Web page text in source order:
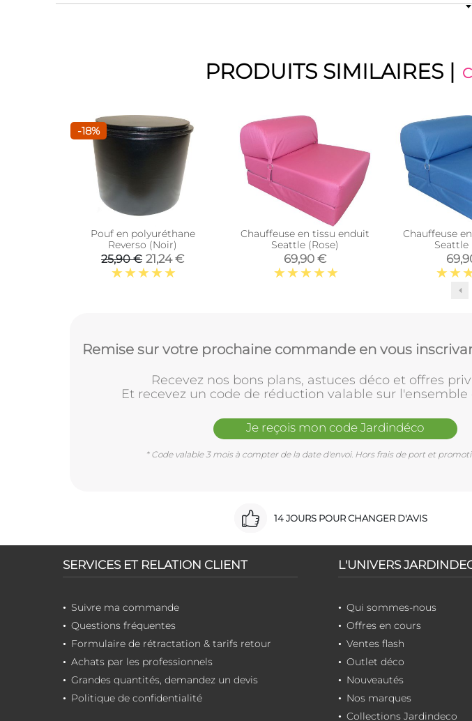
PRODUITS SIMILAIRES |
-18%
Pouf en polyuréthane
Reverso (Noir)
25,90 € 21,24 €
Chauffeuse en tissu enduit
Seattle (Rose)
69,90 €
Chauffeuse
Seattle
Remise sur votre prochaine commande en vous
Recevez nos bons plans, astuces déco et offres
Et recevez un code de réduction valable sur
Je reçois mon code Jardindéco
* Code valable 3 mois à compter de la date d'envoi. Hors frais de port et
14 JOURS POUR CHANGER D'AVIS
SERVICES ET RELATION CLIENT
Suivre ma commande
Questions fréquentes
Formulaire de rétractation & tarifs retour
Achats par les professionnels
Grandes quantités, demandez un devis
Politique de confidentialité
L'UNIVERS
Qui sommes-nous
Offres en cours
Ventes flash
Outlet déco
Nouveautés
Nos marques
Collections Jardindeco